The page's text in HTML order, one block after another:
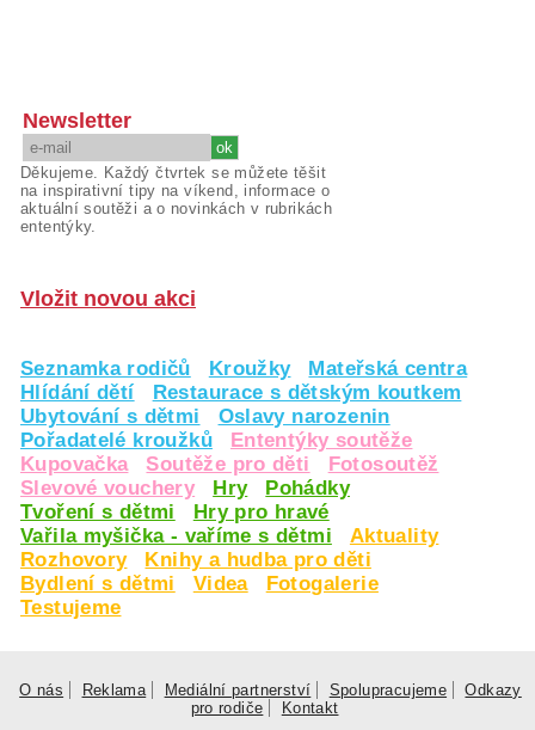
Newsletter
Děkujeme. Každý čtvrtek se můžete těšit
na inspirativní tipy na víkend, informace o
aktuální soutěži a o novinkách v rubrikách
ententýky.
Vložit novou akci
Seznamka rodičů Kroužky
Mateřská centra
Hlídání dětí
Restaurace s dětským koutkem
Ubytování s dětmi
Oslavy narozenin
Pořadatelé kroužků
Ententýky soutěže
Kupovačka
Soutěže pro děti
Fotosoutěž
Slevové vouchery
Hry
Pohádky
Tvoření s dětmi
Hry pro hravé
Vařila myšička - vaříme s dětmi
Aktuality
Rozhovory
Knihy a hudba pro děti
Bydlení s dětmi
Videa
Fotogalerie
Testujeme
O nás Reklama Mediální partnerství Spolupracujeme
Odkazy
pro rodiče
Kontakt